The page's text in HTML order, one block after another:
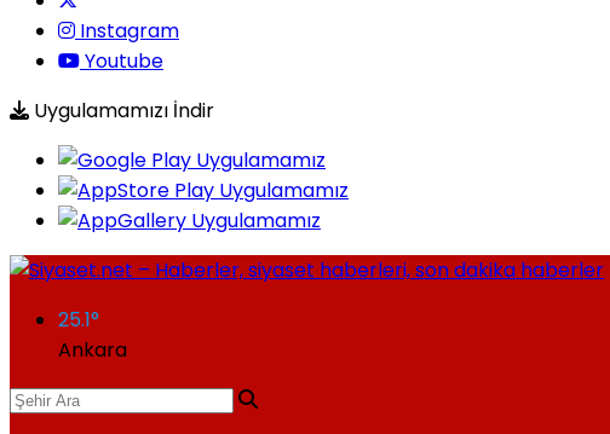
Instagram
Youtube
Uygulamamızı İndir
25.1°
Ankara